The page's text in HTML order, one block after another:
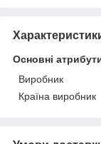
Основні
Виробник
Країна виробник